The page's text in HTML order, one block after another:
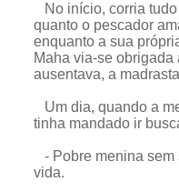
No início, corria
quanto o pescador
enquanto a sua
Maha via-se
ausentava, a
Um dia, quando a
tinha mandado ir
- Pobre menina sem
vida.